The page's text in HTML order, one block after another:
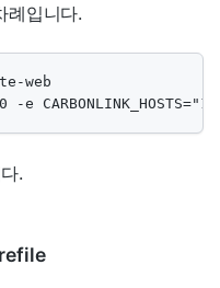
례입니다.
web
.